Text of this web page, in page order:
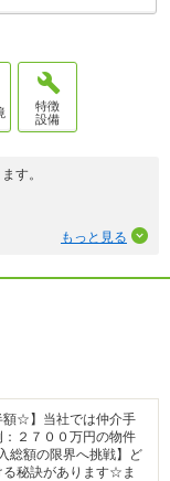
特徴
設備
す。
もっと見る
額☆】当社では仲介手
２７００万円の物件
総額の限界へ挑戦】ど
る秘訣があります☆ま